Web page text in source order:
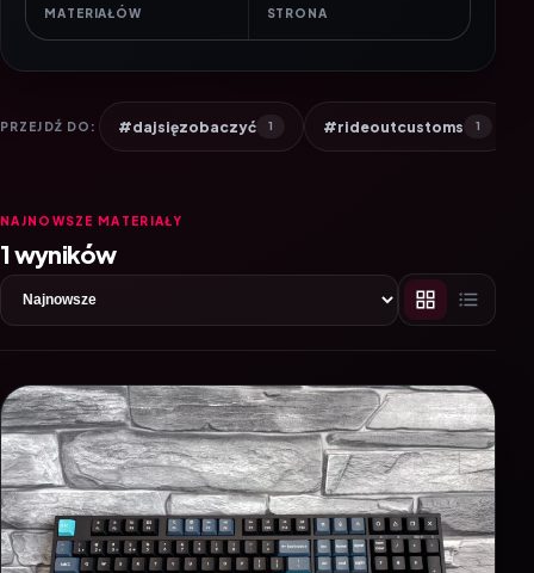
MATERIAŁÓW STRONA
PRZEJDŹ DO: #dajsięzobaczyć 1 #rideoutcustoms 1
NAJNOWSZE MATERIAŁY
1 wyników